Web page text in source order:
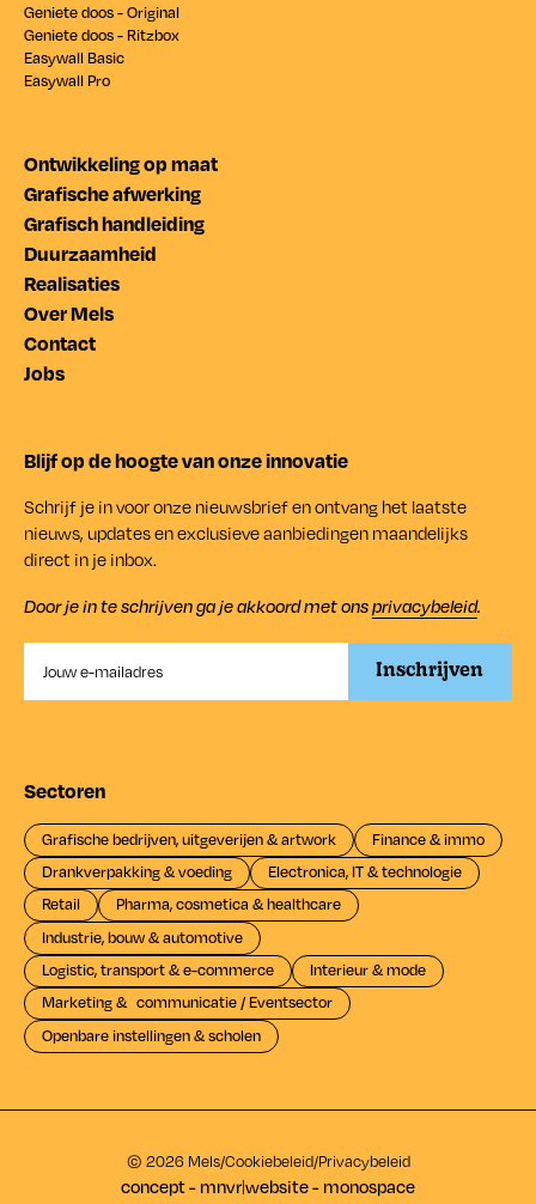
Geniete doos - Original
Geniete doos - Ritzbox
Easywall Basic
Easywall Pro
Ontwikkeling op maat
Grafische afwerking
Grafisch handleiding
Duurzaamheid
Realisaties
Over Mels
Contact
Jobs
Blijf op de hoogte van onze innovatie
Schrijf je in voor onze nieuwsbrief en ontvang het laatste
nieuws, updates en exclusieve aanbiedingen maandelijks
direct in je inbox.
Door je in te schrijven ga je akkoord met onsprivacybeleid.
Sectoren
Grafische bedrijven, uitgeverijen & artwork
Finance & immo
Drankverpakking & voeding
Electronica, IT & technologie
Retail
Pharma, cosmetica & healthcare
Industrie, bouw & automotive
Logistic, transport & e-commerce
Interieur & mode
Marketing & communicatie / Eventsector
Openbare instellingen & scholen
© 2026 Mels/Cookiebeleid/Privacybeleid
concept - ma
ne
u
ve
r|website - monospace